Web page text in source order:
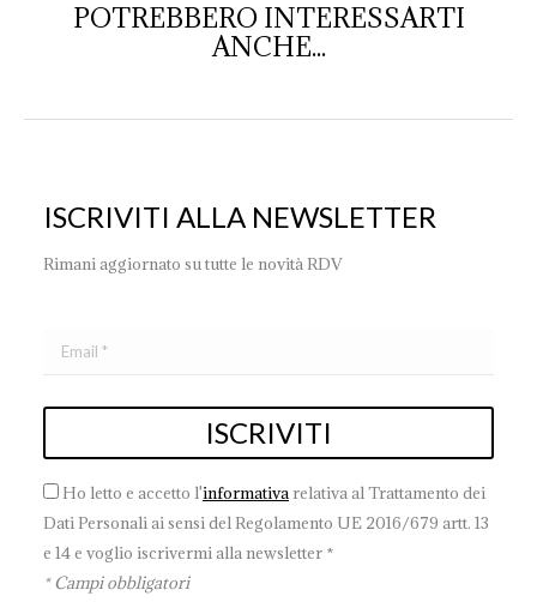
POTREBBERO INTERESSARTI
ANCHE...
ISCRIVITI ALLA NEWSLETTER
Rimani aggiornato su tutte le novità RDV
Ho letto e accetto l'informativa relativa al Trattamento dei
Dati Personali ai sensi del Regolamento UE 2016/679 artt. 13
e 14 e voglio iscrivermi alla newsletter *
* Campi obbligatori